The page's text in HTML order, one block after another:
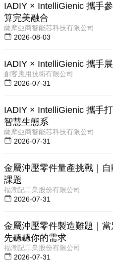
IADIY × IntelliGienic 攜手
算完美融合
薩摩亞商智能芯科技有限公司
2026-08-03
IADIY × IntelliGienic 攜手
創客應用技術有限公司
2026-07-31
IADIY × IntelliGienic 攜手
智慧生態系
薩摩亞商智能芯科技有限公司
2026-07-31
金屬沖壓零件量產挑戰｜
課題
福潮記工業股份有限公司
2026-07-31
金屬沖壓零件製造難題｜
先聽聽你的需求
福潮記工業股份有限公司
2026-07-31